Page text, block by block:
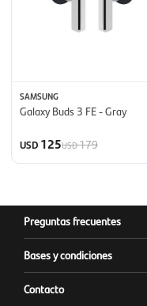
SAMSUNG
Galaxy Buds 3 FE - Gray
USD 125USD179
Preguntas frecuentes
Bases y condiciones
Contacto